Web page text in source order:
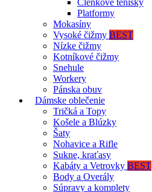
Členkové tenisky
Platformy
Mokasíny
Vysoké čižmy BEST
Nízke čižmy
Kotníkové čižmy
Snehule
Workery
Pánska obuv
Dámske oblečenie
Tričká a Topy
Košele a Blúzky
Šaty
Nohavice a Rifle
Sukne, kraťasy
Kabáty a Vetrovky BEST
Body a Overály
Súpravy a komplety